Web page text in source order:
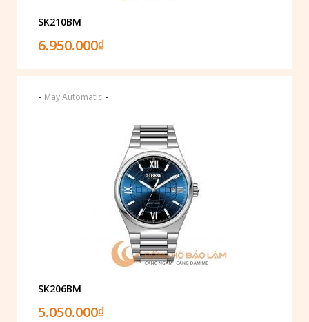
SK210BM
6.950.000₫
- Máy Automatic -
SK206BM
5.050.000₫